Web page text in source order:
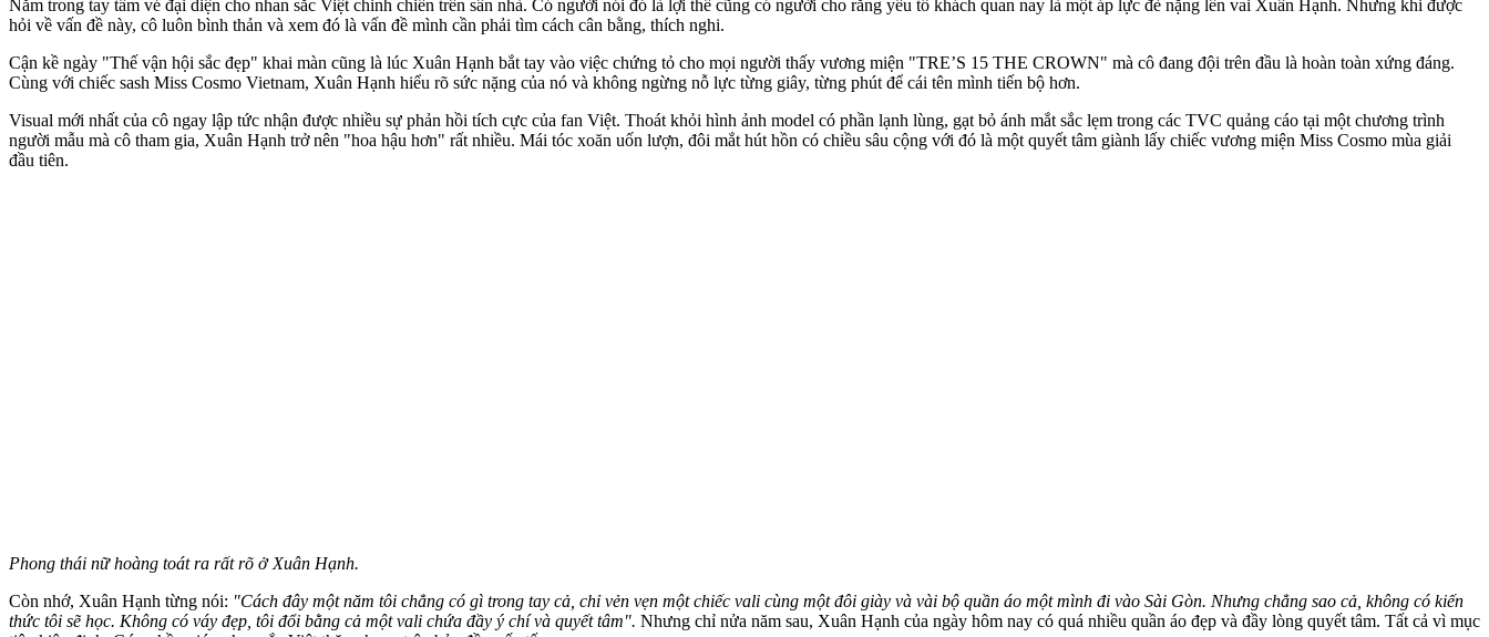
Nắm trong tay tấm vé đại diện cho nhan sắc Việt chinh chiến trên sân nhà. Có người nói đó là lợi thế cũng có người cho rằng yếu tố khách quan nay là một áp lực đè nặng lên vai Xuân Hạnh. Nhưng khi được
hỏi về vấn đề này, cô luôn bình thản và xem đó là vấn đề mình cần phải tìm cách cân bằng, thích nghi.
Cận kề ngày "Thế vận hội sắc đẹp" khai màn cũng là lúc Xuân Hạnh bắt tay vào việc chứng tỏ cho mọi người thấy vương miện "TRE’S 15 THE CROWN" mà cô đang đội trên đầu là hoàn toàn xứng đáng.
Cùng với chiếc sash Miss Cosmo Vietnam, Xuân Hạnh hiểu rõ sức nặng của nó và không ngừng nỗ lực từng giây, từng phút để cái tên mình tiến bộ hơn.
Visual mới nhất của cô ngay lập tức nhận được nhiều sự phản hồi tích cực của fan Việt. Thoát khỏi hình ảnh model có phần lạnh lùng, gạt bỏ ánh mắt sắc lẹm trong các TVC quảng cáo tại một chương trình
người mẫu mà cô tham gia, Xuân Hạnh trở nên "hoa hậu hơn" rất nhiều. Mái tóc xoăn uốn lượn, đôi mắt hút hồn có chiều sâu cộng với đó là một quyết tâm giành lấy chiếc vương miện Miss Cosmo mùa giải
đầu tiên.
Phong thái nữ hoàng toát ra rất rõ ở Xuân Hạnh.
Còn nhớ, Xuân Hạnh từng nói: "Cách đây một năm tôi chẳng có gì trong tay cả, chỉ vẻn vẹn một chiếc vali cùng một đôi giày và vài bộ quần áo một mình đi vào Sài Gòn. Nhưng chẳng sao cả, không có kiến
thức tôi sẽ học. Không có váy đẹp, tôi đổi bằng cả một vali chứa đầy ý chí và quyết tâm". Nhưng chỉ nửa năm sau, Xuân Hạnh của ngày hôm nay có quá nhiều quần áo đẹp và đầy lòng quyết tâm. Tất cả vì mục